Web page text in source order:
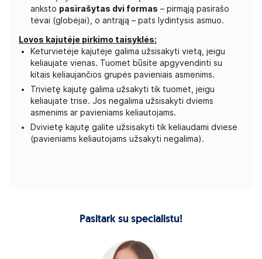
anksto pasirašytas dvi formas – pirmąją pasirašo
tėvai (globėjai), o antrąją – pats lydintysis asmuo.
Lovos kajutėje pirkimo taisyklės:
Keturvietėje kajutėje galima užsisakyti vietą, jeigu
keliaujate vienas. Tuomet būsite apgyvendinti su
kitais keliaujančios grupės pavieniais asmenims.
Trivietę kajutę galima užsakyti tik tuomet, jeigu
keliaujate trise. Jos negalima užsisakyti dviems
asmenims ar pavieniams keliautojams.
Dvivietę kajutę galite užsisakyti tik keliaudami dviese
(pavieniams keliautojams užsakyti negalima).
Pasitark su specialistu!